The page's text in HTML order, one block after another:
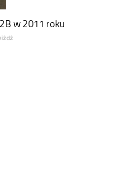
w 2011 roku